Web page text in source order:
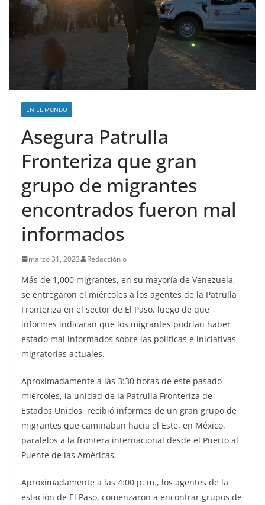
EN EL MUNDO
Asegura Patrulla
Fronteriza que gran
grupo de migrantes
encontrados fueron mal
informados
marzo 31, 2023 Redacción o
Más de 1,000 migrantes, en su mayoría de Venezuela,
se entregaron el miércoles a los agentes de la Patrulla
Fronteriza en el sector de El Paso, luego de que
informes indicaran que los migrantes podrían haber
estado mal informados sobre las políticas e iniciativas
migratorias actuales.
Aproximadamente a las 3:30 horas de este pasado
miércoles, la unidad de la Patrulla Fronteriza de
Estados Unidos, recibió informes de un gran grupo de
migrantes que caminaban hacia el Este, en México,
paralelos a la frontera internacional desde el Puerto al
Puente de las Américas.
Aproximadamente a las 4:00 p. m., los agentes de la
estación de El Paso, comenzaron a encontrar grupos de